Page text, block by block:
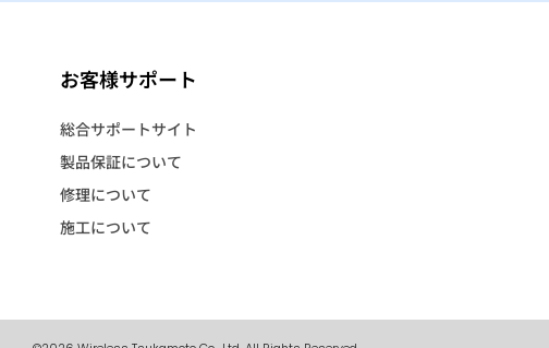
お客様サポート
総合サポートサイト
製品保証について
修理について
施工について